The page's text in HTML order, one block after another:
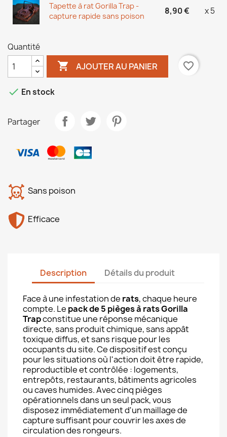
Tapette à rat Gorilla Trap -
capture rapide sans poison
8,90 € x 5
Quantité
 AJOUTER AU PANIER favorite_border
 En stock
Partager
Sans poison
Efficace
Description Détails du produit
Face à une infestation de rats, chaque heure
compte. Le pack de 5 pièges à rats Gorilla
Trapconstitue une réponse mécanique
directe, sans produit chimique, sans appât
toxique diffus, et sans risque pour les
occupants du site. Ce dispositif est conçu
pour les situations où l'action doit être rapide,
reproductible et contrôlée : logements,
entrepôts, restaurants, bâtiments agricoles
ou caves humides. Avec cinq pièges
opérationnels dans un seul pack, vous
disposez immédiatement d'un maillage de
capture suffisant pour couvrir les axes de
circulation des rongeurs.